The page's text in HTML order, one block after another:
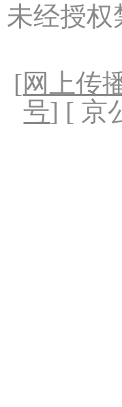
未经授
[网上传
号] [ 京